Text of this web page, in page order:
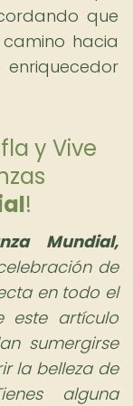
que
hacia
y Vive
!
Mundial,
de
en todo el
este artículo
sumergirse
la belleza de
alguna